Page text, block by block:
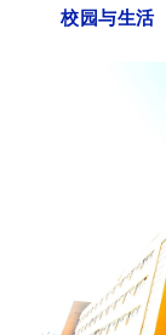
校园与生活